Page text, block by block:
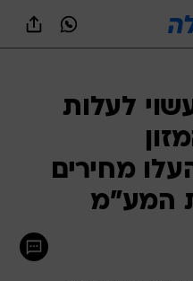
לעלות
מחירים
המע"מ